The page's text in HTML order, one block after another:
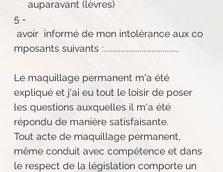
auparavant (lèvres)
5 ‐
avoir  informé de mon intolérance aux co
mposants suivants :....................................
Le maquillage permanent m'a été
expliqué et j'ai eu tout le loisir de poser
les questions auxquelles il m'a été
répondu de manière satisfaisante.
Tout acte de maquillage permanent,
même conduit avec compétence et dans
le respect de la législation comporte un